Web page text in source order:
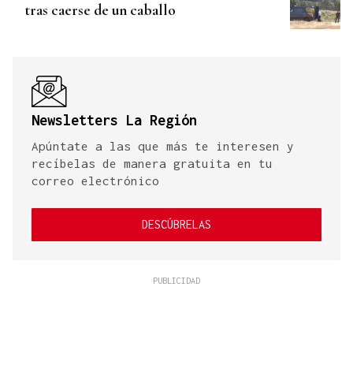
tras caerse de un caballo
Newsletters La Región
Apúntate a las que más te interesen y
recíbelas de manera gratuita en tu
correo electrónico
DESCÚBRELAS